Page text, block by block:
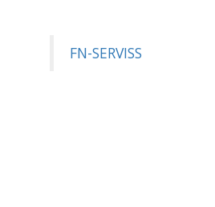
FN-SERVISS